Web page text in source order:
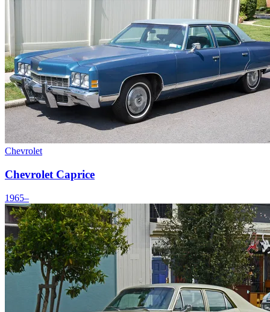
Chevrolet
Chevrolet Caprice
1965–